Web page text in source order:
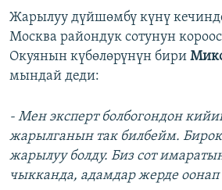
Жарылуу дүйшөмбү күнү
Москва райондук сотунун
Окуянын күбөлөрүнүн бири
мындай деди:
- Мен эксперт болбогондон
жарылганын так билбейм. Бирок
жарылуу болду. Биз сот
чыкканда, адамдар жерде